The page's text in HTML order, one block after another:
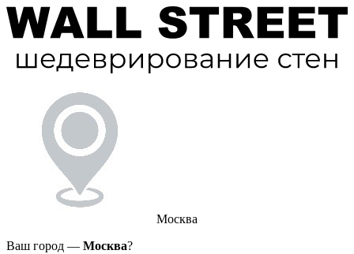
Москва
Ваш город — Москва?